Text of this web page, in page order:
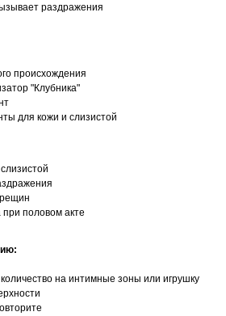
раздражения
происхождения
"Клубника"
для кожи и слизистой
половом акте
на интимные зоны или игрушку